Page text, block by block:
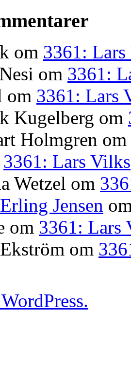
om 3361:
om 3361:
om 3361: Lars
Kugelberg om
Holmgren om
3361: Lars Vilks
Wetzel om
Jensen
om 3361: Lars
om